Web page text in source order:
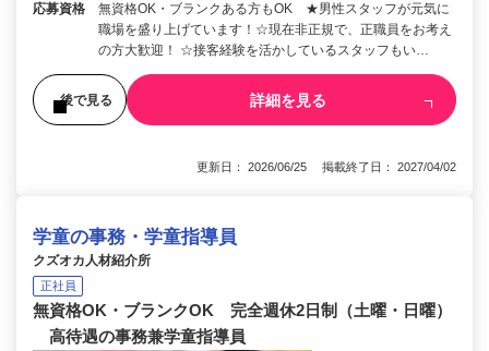
応募資格
無資格OK・ブランクある方もOK ★男性スタッフが元気に
職場を盛り上げています！☆現在非正規で、正職員をお考え
の方大歓迎！ ☆接客経験を活かしているスタッフもい…
後で見る 詳細を見る
更新日： 2026/06/25 掲載終了日： 2027/04/02
学童の事務・学童指導員
クズオカ人材紹介所
正社員
無資格OK・ブランクOK 完全週休2日制（土曜・日曜）
高待遇の事務兼学童指導員